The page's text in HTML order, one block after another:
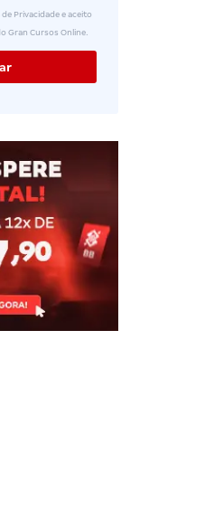
Privacidade e aceito
Gran Cursos Online.